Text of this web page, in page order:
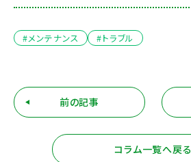
#メンテナンス #トラブル
前の記事
コラム一覧へ戻る